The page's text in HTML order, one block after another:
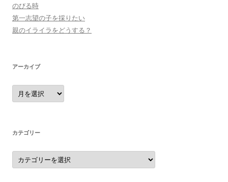
のびる時
第一志望の子を採りたい
親のイライラをどうする？
アーカイブ
ア
ー
カ
カテゴリー
カ
テ
ゴ